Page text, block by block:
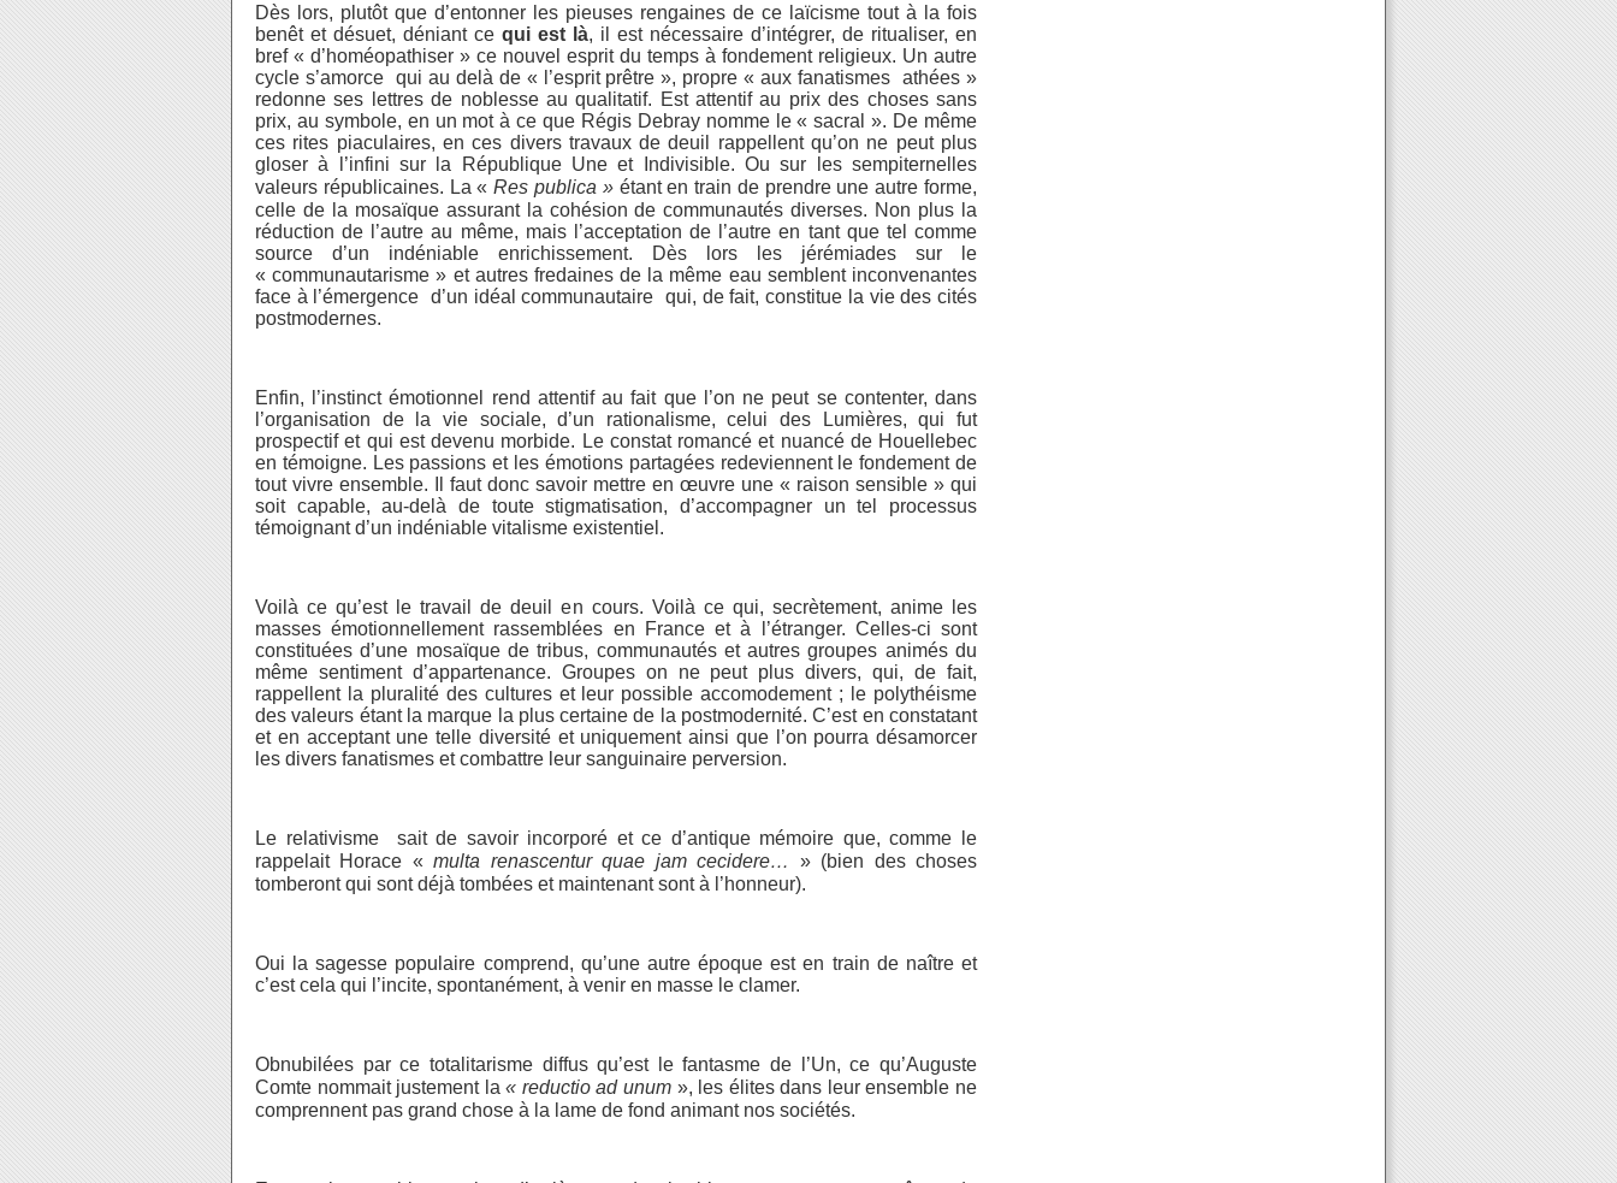
Dès lors, plutôt que d’entonner les pieuses rengaines de ce laïcisme tout à la fois
benêt et désuet, déniant ce qui est là, il est nécessaire d’intégrer, de ritualiser, en
bref « d’homéopathiser » ce nouvel esprit du temps à fondement religieux. Un autre
cycle s’amorce qui au delà de « l’esprit prêtre », propre « aux fanatismes athées »
redonne ses lettres de noblesse au qualitatif. Est attentif au prix des choses sans
prix, au symbole, en un mot à ce que Régis Debray nomme le « sacral ». De même
ces rites piaculaires, en ces divers travaux de deuil rappellent qu’on ne peut plus
gloser à l’infini sur la République Une et Indivisible. Ou sur les sempiternelles
valeurs républicaines. La «Res publica »étant en train de prendre une autre forme,
celle de la mosaïque assurant la cohésion de communautés diverses. Non plus la
réduction de l’autre au même, mais l’acceptation de l’autre en tant que tel comme
source d’un indéniable enrichissement. Dès lors les jérémiades sur le
« communautarisme » et autres fredaines de la même eau semblent inconvenantes
face à l’émergence d’un idéal communautaire qui, de fait, constitue la vie des cités
postmodernes.
Enfin, l’instinct émotionnel rend attentif au fait que l’on ne peut se contenter, dans
l’organisation de la vie sociale, d’un rationalisme, celui des Lumières, qui fut
prospectif et qui est devenu morbide. Le constat romancé et nuancé de Houellebec
en témoigne. Les passions et les émotions partagées redeviennent le fondement de
tout vivre ensemble. Il faut donc savoir mettre en œuvre une « raison sensible » qui
soit capable, au-delà de toute stigmatisation, d’accompagner un tel processus
témoignant d’un indéniable vitalisme existentiel.
Voilà ce qu’est le travail de deuil en cours. Voilà ce qui, secrètement, anime les
masses émotionnellement rassemblées en France et à l’étranger. Celles-ci sont
constituées d’une mosaïque de tribus, communautés et autres groupes animés du
même sentiment d’appartenance. Groupes on ne peut plus divers, qui, de fait,
rappellent la pluralité des cultures et leur possible accomodement ; le polythéisme
des valeurs étant la marque la plus certaine de la postmodernité. C’est en constatant
et en acceptant une telle diversité et uniquement ainsi que l’on pourra désamorcer
les divers fanatismes et combattre leur sanguinaire perversion.
Le relativisme sait de savoir incorporé et ce d’antique mémoire que, comme le
rappelait Horace «multa renascentur quae jam cecidere… » (bien des choses
tomberont qui sont déjà tombées et maintenant sont à l’honneur).
Oui la sagesse populaire comprend, qu’une autre époque est en train de naître et
c’est cela qui l’incite, spontanément, à venir en masse le clamer.
Obnubilées par ce totalitarisme diffus qu’est le fantasme de l’Un, ce qu’Auguste
Comte nommait justement la « reductio ad unum », les élites dans leur ensemble ne
comprennent pas grand chose à la lame de fond animant nos sociétés.